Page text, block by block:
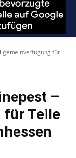
für
–
für Teile